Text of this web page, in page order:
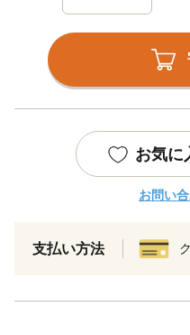
お気に
お問い
支払い方法